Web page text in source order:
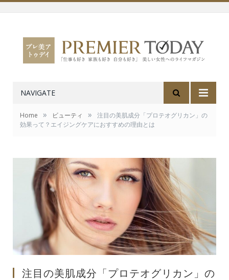
NAVIGATE
Home » ビューティ »
注目の美肌成分「プロテオグリカン」の
効果って？エイジングケアにおすすめの理由とは
注目の美肌成分「プロテオグリカン」の